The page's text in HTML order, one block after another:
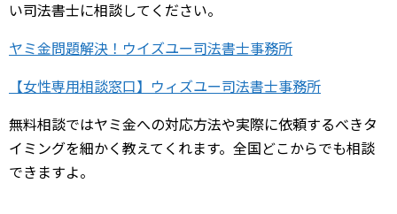
い司法書士に相談してください。
ヤミ金問題解決！ウイズユー司法書士事務所
【女性専用相談窓口】ウィズユー司法書士事務所
無料相談ではヤミ金への対応方法や実際に依頼するべきタ
イミングを細かく教えてくれます。全国どこからでも相談
できますよ。